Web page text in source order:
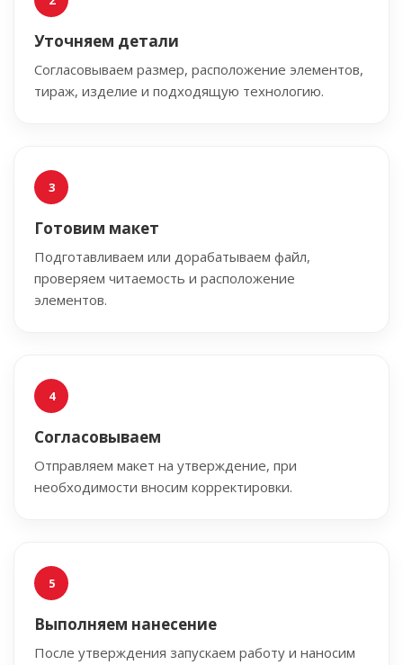
Уточняем детали
Согласовываем размер, расположение элементов,
тираж, изделие и подходящую технологию.
Готовим макет
Подготавливаем или дорабатываем файл,
проверяем читаемость и расположение
элементов.
Согласовываем
Отправляем макет на утверждение, при
необходимости вносим корректировки.
Выполняем нанесение
После утверждения запускаем работу и наносим